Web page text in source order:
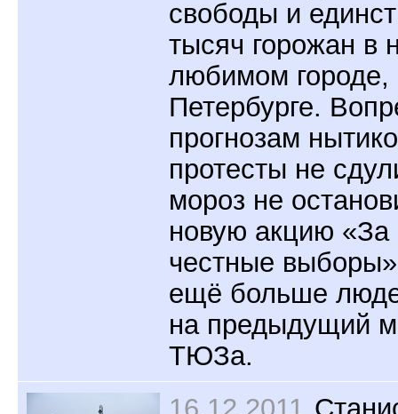
свободы и
тысяч горожан в
любимом городе,
Петербурге.
прогнозам
протесты не
мороз не
новую акцию «За
честные
ещё больше
на предыдущий
ТЮЗа.
16.12.2011